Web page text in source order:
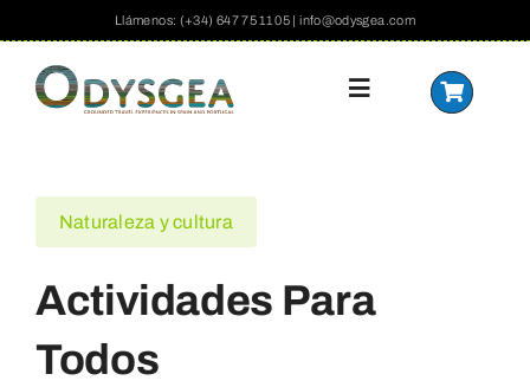
contenido
Llámenos: (+34) 647 75 11 05 | info@odysgea.com
Alternar
Naturaleza y cultura
Actividades Para
Todos